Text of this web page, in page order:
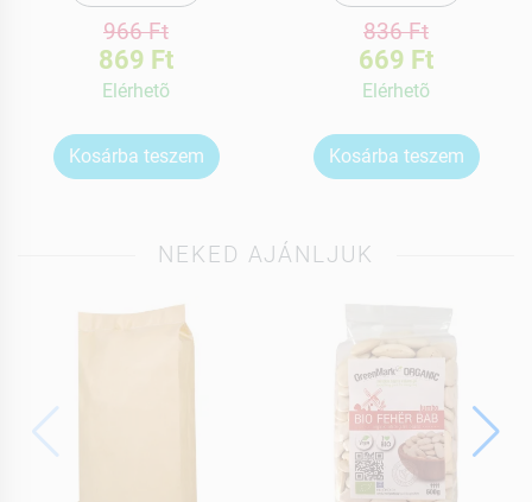
966 Ft
869 Ft
Elérhetõ
Kosárba teszem
836 Ft
669 Ft
Elérhetõ
Kosárba teszem
NEKED AJÁNLJUK